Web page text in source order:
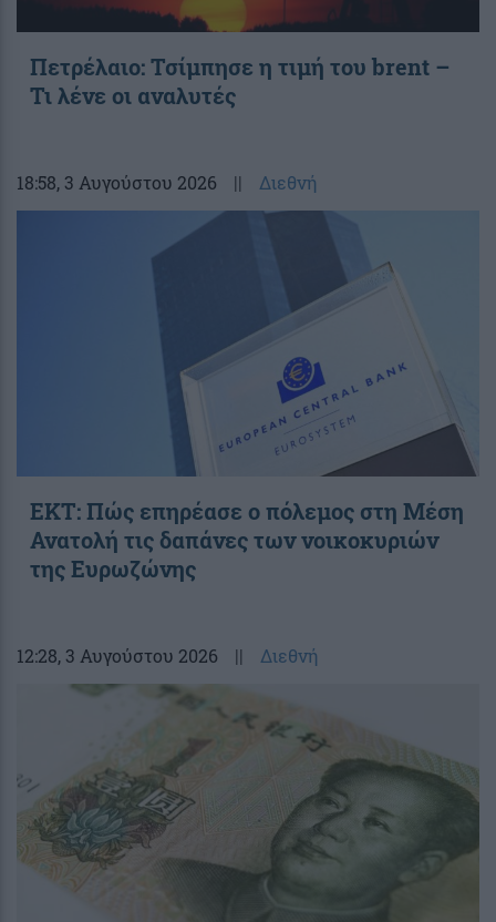
Πετρέλαιο: Τσίμπησε η τιμή του brent –
Τι λένε οι αναλυτές
18:58, 3 Αυγούστου 2026 || Διεθνή
ΕΚΤ: Πώς επηρέασε ο πόλεμος στη Μέση
Ανατολή τις δαπάνες των νοικοκυριών
της Ευρωζώνης
12:28, 3 Αυγούστου 2026 || Διεθνή